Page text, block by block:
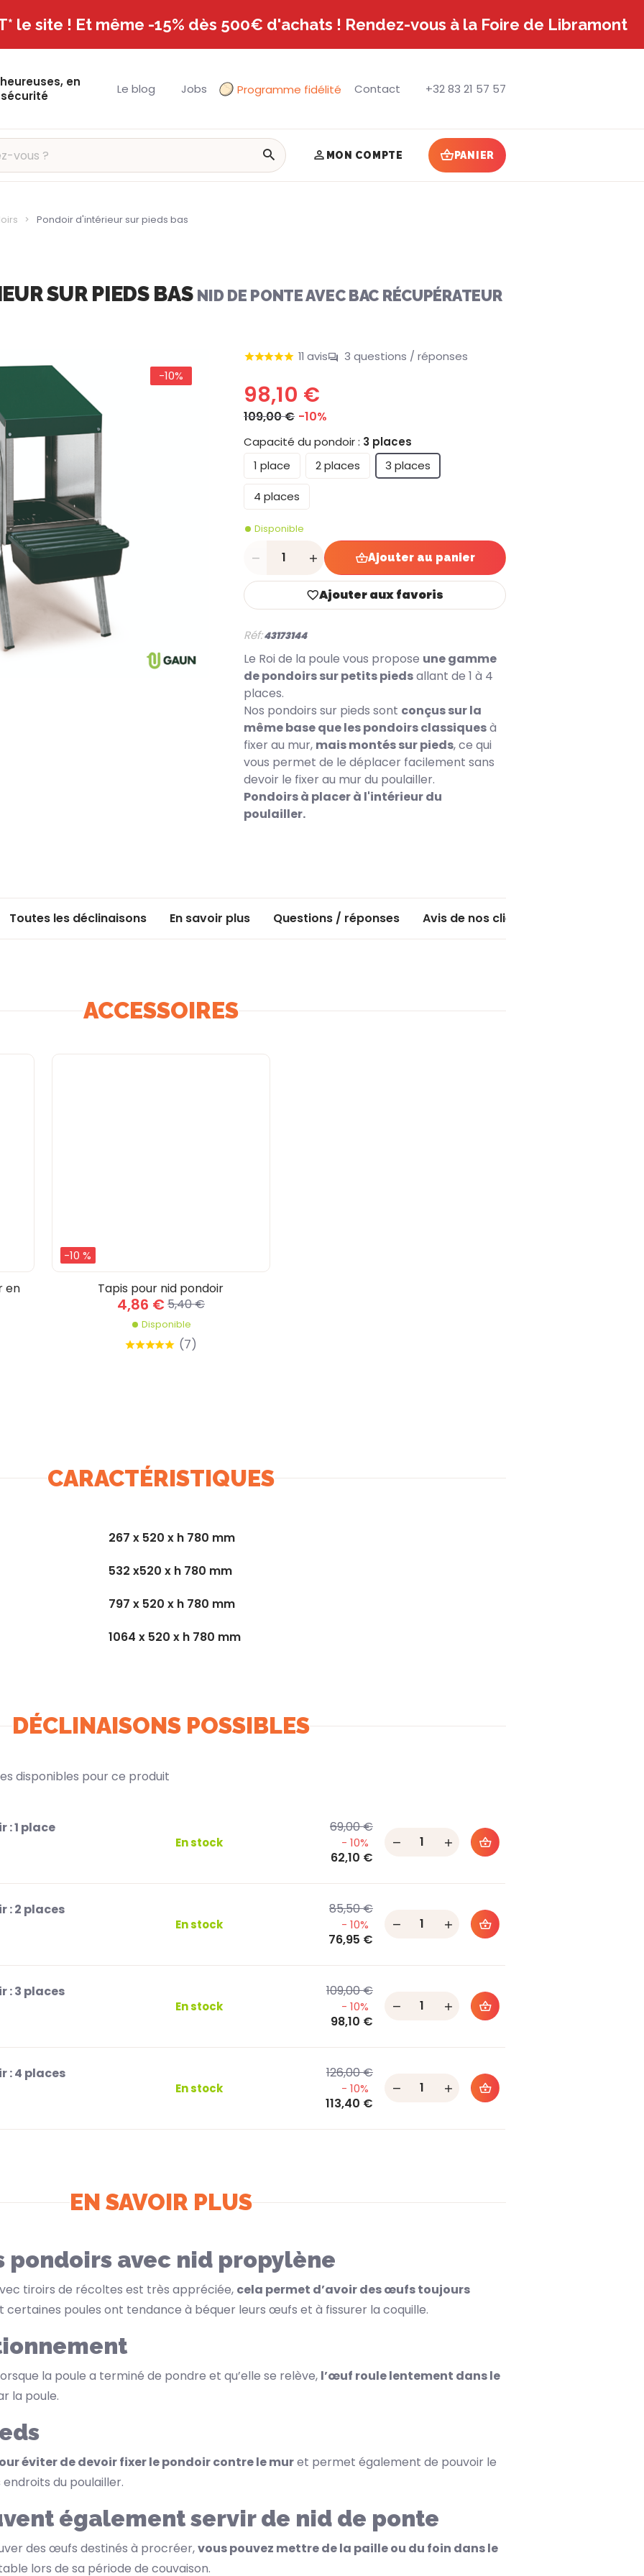
le site ! Et même -15% dès 500€ d'achats ! Rendez-vous à la Foire de Libramont
en
Le blog Jobs Programme fidélité Contact +32 83 21 57 57
MON COMPTE PANIER
Pondoir d'intérieur sur pieds bas
SUR PIEDS BAS NID DE PONTE AVEC BAC RÉCUPÉRATEUR
11 avis
3 questions / réponses
-10%
98,10 €
109,00 € -10%
Capacité du pondoir : 3 places
1 place
2 places 3 places
4 places
Disponible
Quantité Ajouter au panier
Ajouter aux favoris
Réf:43173144
Le Roi de la poule vous propose une gamme
de pondoirs sur petits piedsallant de 1 à 4
places.
Nos pondoirs sur pieds sont conçus sur la
même base que les pondoirs classiquesà
fixer au mur, mais montés sur pieds, ce qui
vous permet de le déplacer facilement sans
devoir le fixer au mur du poulailler.
Pondoirs à placer à l'intérieur du
poulailler.
Toutes les déclinaisons En savoir plus Questions / réponses Avis de nos clients
ACCESSOIRES
en
-10 %
Tapis pour nid pondoir
4,86 €5,40 €
Disponible
(7)
CARACTÉRISTIQUES
267 x 520 x h 780 mm
532 x520 x h 780 mm
797 x 520 x h 780 mm
1064 x 520 x h 780 mm
DÉCLINAISONS POSSIBLES
disponibles pour ce produit
:1 place
En stock
69,00 €
- 10%
62,10 €
Quantity
:2 places
En stock
85,50 €
- 10%
76,95 €
Quantity
:3 places
En stock
109,00 €
- 10%
98,10 €
Quantity
:4 places
En stock
126,00 €
- 10%
113,40 €
Quantity
EN SAVOIR PLUS
pondoirs avec nid propylène
tiroirs de récoltes est très appréciée, cela permet d’avoir des œufs toujours
certaines poules ont tendance à béquer leurs œufs et à fissurer la coquille.
la poule a terminé de pondre et qu’elle se relève, l’œuf roule lentement dans le
la poule.
éviter de devoir fixer le pondoir contre le muret permet également de pouvoir le
du poulailler.
également servir de nid de ponte
des œufs destinés à procréer,vous pouvez mettre de la paille ou du foin dans le
lors de sa période de couvaison.